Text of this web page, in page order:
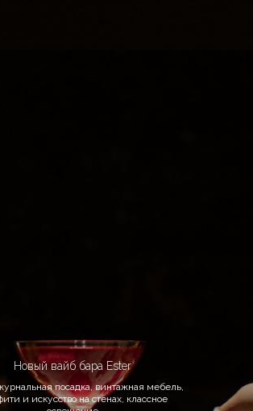
Новый вайб бара Ester
посадка, винтажная мебель,
и искусство на стенах, классное